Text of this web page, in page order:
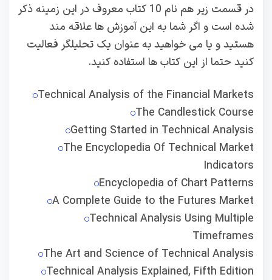
در قسمت زیر هم نام 10 کتاب معروف در این زمینه ذکر
شده است و اگر شما به این آموزش ها علاقه مند
هستید و یا می خواهید به عنوان یک تحلیلگر فعالیت
کنید حتما از این کتاب ها استفاده کنید.
Technical Analysis of the Financial Markets
The Candlestick Course
Getting Started in Technical Analysis
The Encyclopedia Of Technical Market
Indicators
Encyclopedia of Chart Patterns
A Complete Guide to the Futures Market
Technical Analysis Using Multiple
Timeframes
The Art and Science of Technical Analysis
Technical Analysis Explained, Fifth Edition